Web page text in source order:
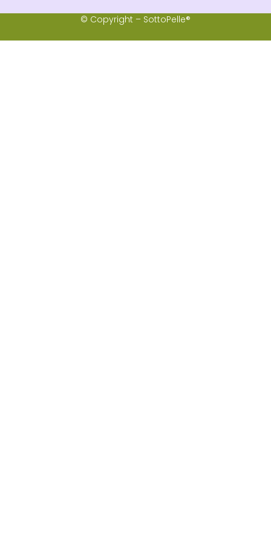
© Copyright – SottoPelle®